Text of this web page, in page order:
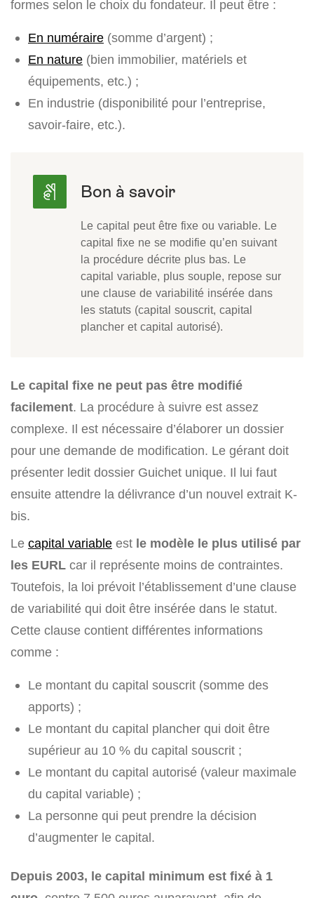
formes selon le choix du fondateur. Il peut être :
En numéraire (somme d’argent) ;
En nature (bien immobilier, matériels et
équipements, etc.) ;
En industrie (disponibilité pour l’entreprise,
savoir-faire, etc.).
Le capital peut être fixe ou variable. Le
capital fixe ne se modifie qu’en suivant
la procédure décrite plus bas. Le
capital variable, plus souple, repose sur
une clause de variabilité insérée dans
les statuts (capital souscrit, capital
plancher et capital autorisé).
Le capital fixe ne peut pas être modifié
facilement. La procédure à suivre est assez
complexe. Il est nécessaire d’élaborer un dossier
pour une demande de modification. Le gérant doit
présenter ledit dossier Guichet unique. Il lui faut
ensuite attendre la délivrance d’un nouvel extrait K-
bis.
Le capital variable est le modèle le plus utilisé par
les EURL car il représente moins de contraintes.
Toutefois, la loi prévoit l’établissement d’une clause
de variabilité qui doit être insérée dans le statut.
Cette clause contient différentes informations
comme :
Le montant du capital souscrit (somme des
apports) ;
Le montant du capital plancher qui doit être
supérieur au 10 % du capital souscrit ;
Le montant du capital autorisé (valeur maximale
du capital variable) ;
La personne qui peut prendre la décision
d’augmenter le capital.
Depuis 2003, le capital minimum est fixé à 1